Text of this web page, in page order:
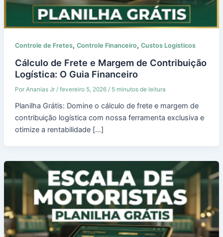
Controle de Fretes, Controle Financeiro, Custos Logísticos
Cálculo de Frete e Margem de Contribuição
Logística: O Guia Financeiro
Por Ananias Jr / fevereiro 5, 2026 / 5 minutos de leitura
Planilha Grátis: Domine o cálculo de frete e margem de
contribuição logística com nossa ferramenta exclusiva e
otimize a rentabilidade […]